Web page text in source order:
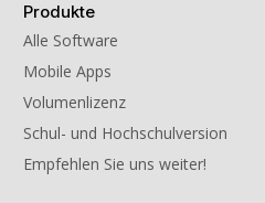
Produkte
Alle Software
Mobile Apps
Volumenlizenz
Schul- und Hochschulversion
Empfehlen Sie uns weiter!